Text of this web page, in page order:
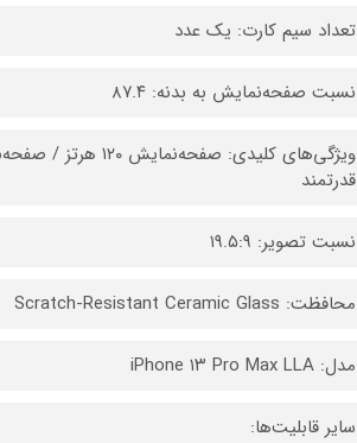
تعداد سیم کارت: یک عدد
نسبت صفحه‌نمایش به بدنه: ۸۷.۴
قدرتمند
نسبت تصویر: ۱۹.۵:۹
محافظت: Scratch-Resistant Ceramic Glass
مدل: iPhone ۱۳ Pro Max LLA
سایر قابلیت‌ها: